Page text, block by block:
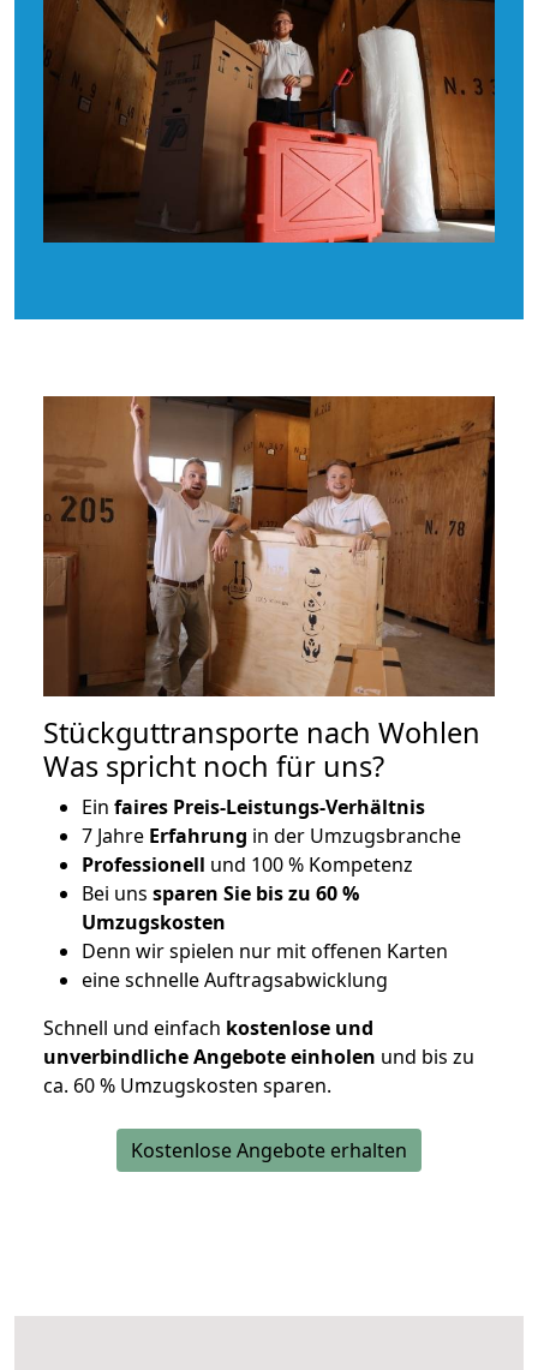
Stückguttransporte nach Wohlen
Was spricht noch für uns?
Ein faires Preis-Leistungs-Verhältnis
7 Jahre Erfahrung in der Umzugsbranche
Professionell und 100 % Kompetenz
Bei uns sparen Sie bis zu 60 %
Umzugskosten
Denn wir spielen nur mit offenen Karten
eine schnelle Auftragsabwicklung
Schnell und einfach kostenlose und
unverbindliche Angebote einholen und bis zu
ca. 60 % Umzugskosten sparen.
Kostenlose Angebote erhalten